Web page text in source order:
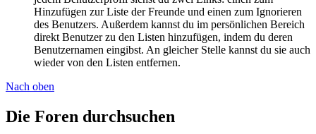
Hinzufügen zur Liste der Freunde und einen zum Ignorieren
des Benutzers. Außerdem kannst du im persönlichen Bereich
direkt Benutzer zu den Listen hinzufügen, indem du deren
Benutzernamen eingibst. An gleicher Stelle kannst du sie auch
wieder von den Listen entfernen.
Nach oben
Die Foren durchsuchen